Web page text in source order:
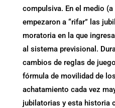
compulsiva. En el medio
empezaron a “rifar” las
moratoria en la que
al sistema previsional.
cambios de reglas de
fórmula de movilidad de
achatamiento cada vez
jubilatorias y esta historia